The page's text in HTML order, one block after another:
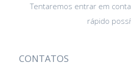
Tentaremos entrar em
rápido
CONTATOS